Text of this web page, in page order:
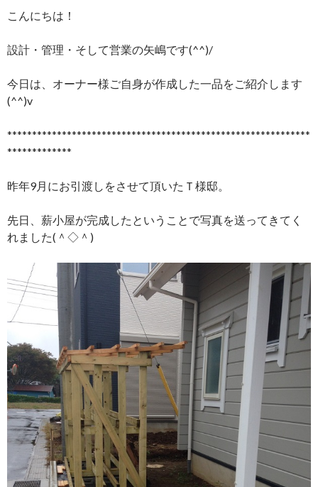
こんにちは！
設計・管理・そして営業の矢嶋です(^^)/
今日は、オーナー様ご自身が作成した一品をご紹介します
(^^)v
*************************************************************
*************
昨年9月にお引渡しをさせて頂いたＴ様邸。
先日、薪小屋が完成したということで写真を送ってきてく
れました(＾◇＾)